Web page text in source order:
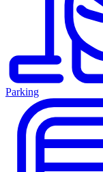
Parking